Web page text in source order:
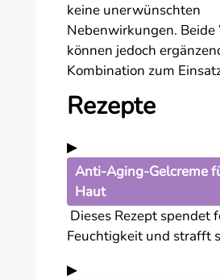
keine unerwünschten
Nebenwirkungen.
können jedoch
Kombination zum
Rezepte
▶
Anti-Aging-Gelcreme
Haut
Dieses Rezept spendet
Feuchtigkeit und strafft
▶